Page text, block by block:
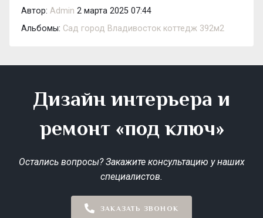
Автор: Admin 2 марта 2025 07:44
Альбомы: Сад город Владивосток коттедж 392м2
Дизайн интерьера и
ремонт «под ключ»
Остались вопросы? Закажите консультацию у наших
специалистов.
ЗАКАЗАТЬ ЗВОНОК